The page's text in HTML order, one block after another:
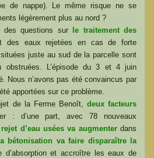
de nappe). Le même risque ne se
légèrement plus au nord ?
des questions sur le traitement des
des eaux rejetées en cas de forte
juste au sud de la parcelle sont
obstruées. L’épisode du 3 et 4 juin
Nous n’avons pas été convaincus par
apportées sur ce problème.
de la Ferme Benoît,
deux facteurs
: d’une part, avec 78 nouveaux
d’eau usées va augmenter dans
bétonisation va faire disparaître la
d’absorption et accroître les eaux de